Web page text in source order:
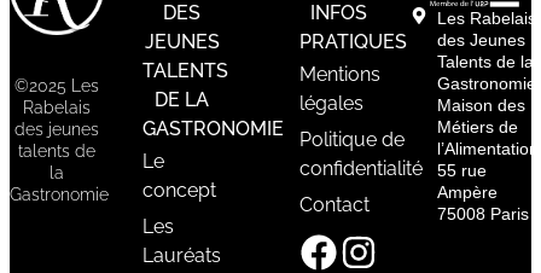
©2025 Les
Rabelais
des jeunes
talents de
la
Gastronomie
DES
JEUNES
TALENTS
DE LA
GASTRONOMIE
Le
concept
Les
Lauréats
INFOS
PRATIQUES
Mentions
légales
Politique de
confidentialité
Contact
Les Rabelais
des Jeunes
Talents de la
Gastronomie
Maison des
Métiers de
l’Alimentation
55 rue
Ampère
75008 Paris